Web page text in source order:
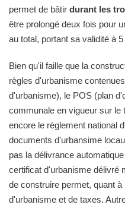
permet de bâtir durant les
être prolongé deux fois pour
au total, portant sa validité à
Bien qu'il faille que la
règles d'urbanisme
d'urbanisme), le POS (plan
communale en vigueur sur le
encore le règlement national
documents d'urbansime
pas la délivrance
certificat d'urbanisme délivré
de construire permet, quant
d'urbanisme et de taxes.